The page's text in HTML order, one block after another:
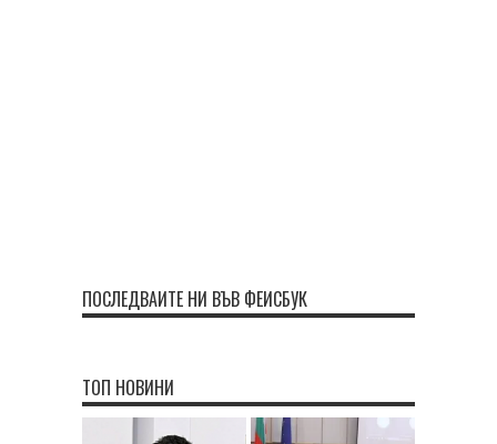
ПОСЛЕДВАЙТЕ НИ ВЪВ ФЕЙСБУК
ТОП НОВИНИ